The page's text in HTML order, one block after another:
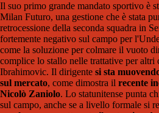
Il suo primo grande mandato sportivo è
Milan Futuro, una gestione che è stata
retrocessione della seconda squadra in
fortemente negativo sul campo per
come la soluzione per colmare il vuoto
complice lo stallo nelle trattative per altri
Ibrahimovic. Il dirigente si sta
sul mercato, come dimostra il recente
Nicolò Zaniolo. Lo statunitense punta
sul campo, anche se a livello formale si